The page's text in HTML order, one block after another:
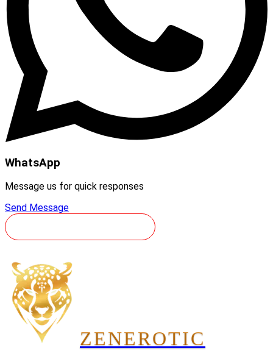
WhatsApp
Message us for quick responses
Send Message
ZENEROTIC